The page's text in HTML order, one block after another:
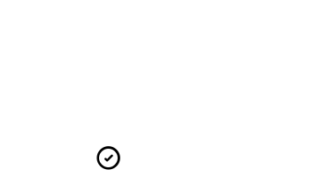
